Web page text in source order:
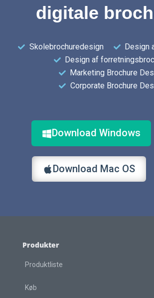
digitale
Skolebrochuredesign
Design
Design af
Marketing Brochure
Corporate Brochure
Download Windows
Download Mac OS
Produkter
Produktliste
Køb